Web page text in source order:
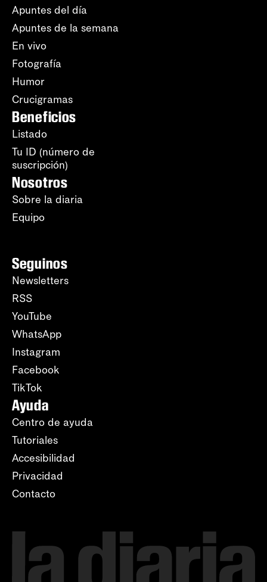
Apuntes del día
Apuntes de la semana
En vivo
Fotografía
Humor
Crucigramas
Beneficios
Listado
Tu ID (número de
suscripción)
Nosotros
Sobre la diaria
Equipo
Seguinos
Newsletters
RSS
YouTube
WhatsApp
Instagram
Facebook
TikTok
Ayuda
Centro de ayuda
Tutoriales
Accesibilidad
Privacidad
Contacto